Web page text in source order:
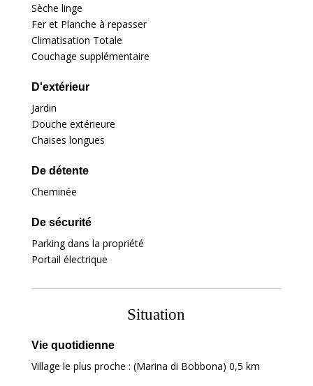
Sèche linge
Fer et Planche à repasser
Climatisation Totale
Couchage supplémentaire
D'extérieur
Jardin
Douche extérieure
Chaises longues
De détente
Cheminée
De sécurité
Parking dans la propriété
Portail électrique
Situation
Vie quotidienne
Village le plus proche : (Marina di Bobbona) 0,5 km